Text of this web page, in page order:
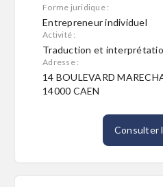
Forme juridique :
Entrepreneur individuel
Activité :
Traduction et
Adresse :
14 BOULEVARD
14000 CAEN
Consulter